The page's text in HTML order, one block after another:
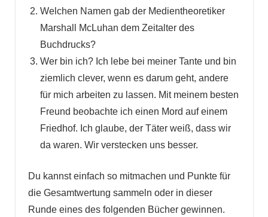
Welchen Namen gab der Medientheoretiker
Marshall McLuhan dem Zeitalter des
Buchdrucks?
Wer bin ich? Ich lebe bei meiner Tante und bin
ziemlich clever, wenn es darum geht, andere
für mich arbeiten zu lassen. Mit meinem besten
Freund beobachte ich einen Mord auf einem
Friedhof. Ich glaube, der Täter weiß, dass wir
da waren. Wir verstecken uns besser.
Du kannst einfach so mitmachen und Punkte für
die Gesamtwertung sammeln oder in dieser
Runde eines des folgenden Bücher gewinnen.